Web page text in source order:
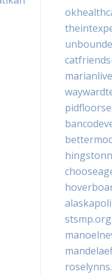
stsmp.org